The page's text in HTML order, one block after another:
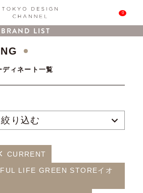
0
BRAND LIST
ディネート一覧
絞り込む
CURRENT
LIFE GREEN STOREイオ